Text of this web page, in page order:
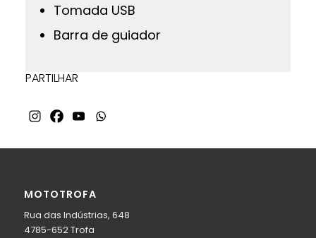
Tomada USB
Barra de guiador
PARTILHAR
MOTOTROFA
Rua das Indústrias, 648
4785-652 Trofa